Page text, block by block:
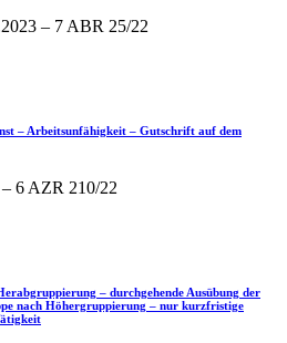
– 7 ABR 25/22
– Arbeitsunfähigkeit – Gutschrift auf dem
6 AZR 210/22
– durchgehende Ausübung der
nach Höhergruppierung – nur kurzfristige